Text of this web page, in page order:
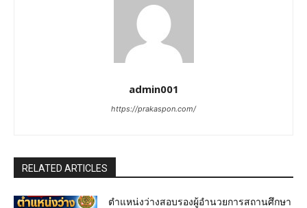
admin001
https://prakaspon.com/
RELATED ARTICLES
ตำแหน่งว่างสอบรองผู้อำนวยการสถานศึกษา